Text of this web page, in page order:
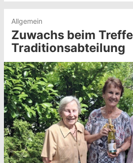
Allgemein
Zuwachs beim
Traditionsabteilung